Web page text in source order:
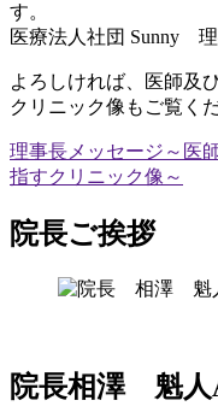
す。
医療法人社団
よろしければ、医師及
クリニック像もご覧く
理事長メッセージ ～医
指すクリニック像～
院長ご挨拶
院長相澤 魁人